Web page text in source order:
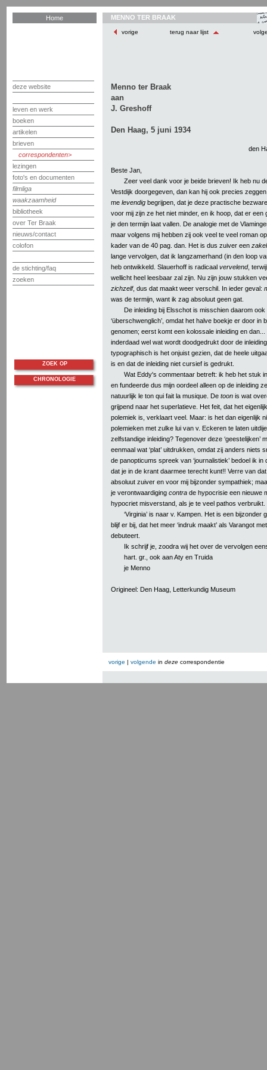
Home
deze website
leven en werk
boeken
artikelen
brieven
correspondenten
lezingen
foto's en documenten
filmliga
waakzaamheid
bibliotheek
over Ter Braak
nieuws/contact
colofon
de stichting/faq
zoeken
MENNO TER BRAAK
vorige terug naar lijst
Menno ter Braak
aan
J. Greshoff
Den Haag, 5 juni 1934
den
Beste Jan,
Zeer veel dank voor je beide brieven! Ik heb nu
Vestdijk doorgegeven, dan kan hij ook precies
me levendig begrijpen, dat je deze practische
voor mij zijn ze het niet minder, en ik hoop, dat er een
je den termijn laat vallen. De analogie met de
maar volgens mij hebben zij ook veel te veel roman
kader van de 40 pag. dan. Het is dus zuiver een
lange vervolgen, dat ik langzamerhand (in den loop
heb ontwikkeld. Slauerhoff is radicaal vervelend,
wellicht heel leesbaar zal zijn. Nu zijn jouw stukken
zichzelf, dus dat maakt weer verschil. In ieder geval:
was de termijn, want ik zag absoluut geen gat.
De inleiding bij Elsschot is misschien daarom ook
‘überschwenglich’, omdat het halve boekje er door in
genomen; eerst komt een kolossale inleiding en dan...
inderdaad wel wat wordt doodgedrukt door de
typographisch is het onjuist gezien, dat de heele
is en dat de inleiding niet cursief is gedrukt.
Wat Eddy's commentaar betreft: ik heb het stuk
en fundeerde dus mijn oordeel alleen op de inleiding
natuurlijk le ton qui fait la musique. De toon is wat
grijpend naar het superlatieve. Het feit, dat het
polemiek is, verklaart veel. Maar: is het dan eigenlijk
polemieken met zulke lui van v. Eckeren te laten
zelfstandige inleiding? Tegenover deze ‘geestelijken’
eenmaal wat ‘plat’ uitdrukken, omdat zij anders niets
de panopticums spreek van ‘journalistiek’ bedoel ik in
dat je in de krant daarmee terecht kunt!! Verre van
absoluut zuiver en voor mij bijzonder sympathiek;
je verontwaardiging contra de hypocrisie een nieuwe
hypocriet misverstand, als je te veel pathos verbruikt.
‘Virginia’ is naar v. Kampen. Het is een bijzonder
blijf er bij, dat het meer ‘indruk maakt’ als Varangot
debuteert.
Ik schrijf je, zoodra wij het over de vervolgen
hart. gr., ook aan Aty en Truida
je Menno
Origineel: Den Haag, Letterkundig Museum
vorige | volgende in deze correspondentie
ZOEK OP
CHRONOLOGIE